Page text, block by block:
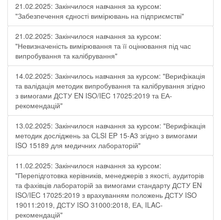
21.02.2025: Закінчилося навчання за курсом:
"Забезпечення єдності вимірювань на підприємстві"
21.02.2025: Закінчилося навчання за курсом:
"Невизначеність вимірювання та її оцінювання під час
випробування та калібрування"
14.02.2025: Закінчилось навчання за курсом: "Верифікація
та валідація методик випробування та калібрування згідно
з вимогами ДСТУ EN ISO/IEC 17025:2019 та ЕА-
рекомендацій"
13.02.2025: Закінчилося навчання за курсом: "Верифікація
методик досліджень за CLSI EP 15-A3 згідно з вимогами
ISO 15189 для медичних лабораторій"
11.02.2025: Закінчилося навчання за курсом:
"Перепідготовка керівників, менеджерів з якості, аудиторів
та фахівців лабораторій за вимогами стандарту ДСТУ EN
ISO/IEC 17025:2019 з врахуванням положень ДСТУ ISO
19011:2019, ДСТУ ISO 31000:2018, ЕА, ILAC-
рекомендацій"